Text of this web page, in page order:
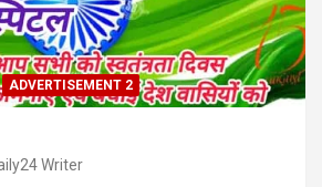
ADVERTISEMENT 2
Writer